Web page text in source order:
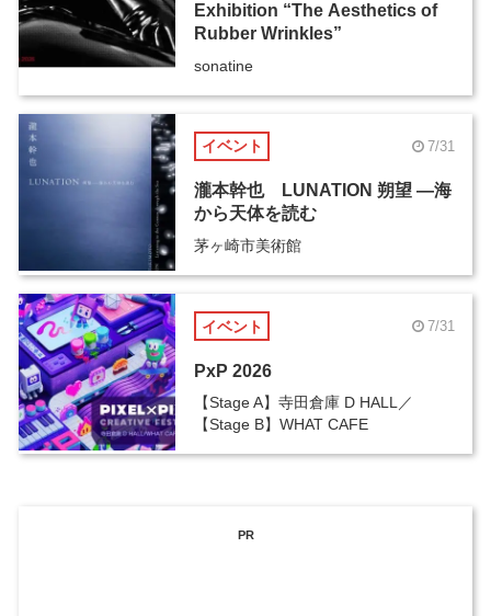
Exhibition “The Aesthetics of
Rubber Wrinkles”
sonatine
イベント 7/31
瀧本幹也 LUNATION 朔望 ―海
から天体を読む
茅ヶ崎市美術館
イベント 7/31
PxP 2026
【Stage A】寺田倉庫 D HALL／
【Stage B】WHAT CAFE
PR